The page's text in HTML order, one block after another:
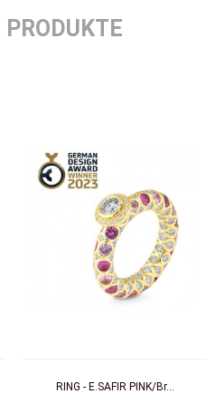
RING - E.SAFIR PINK/Br...